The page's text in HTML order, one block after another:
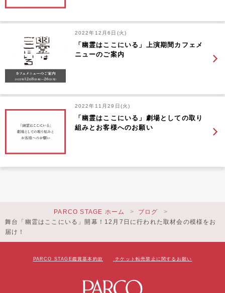
2022年12月6日(火)
「幽霊はここにいる」上演期間カフェメ
ニューのご案内
2022年11月29日(火)
「幽霊はここにいる」劇場としての取り
組みとお客様へのお願い
PARCO STAGE ホーム
ブログ
舞台「幽霊はここにいる」開幕！12月7日に行われた取材会の模様をお
届け！
PARCO STAGE鑑賞基本約款 チケット転売禁止に関するお願い